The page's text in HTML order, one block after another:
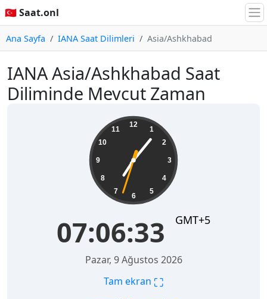
🇹🇷 Saat.onl
Ana Sayfa IANA Saat Dilimleri Asia/Ashkhabad
IANA Asia/Ashkhabad Saat
Diliminde Mevcut Zaman
12
1
2
3
4
5
6
7
8
9
10
11
07:06:34 GMT+5
Pazar, 9 Ağustos 2026
Tam ekran ⛶